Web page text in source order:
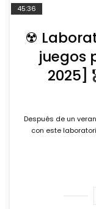
45:36
☢️
juegos
2025]
Después de un
con este